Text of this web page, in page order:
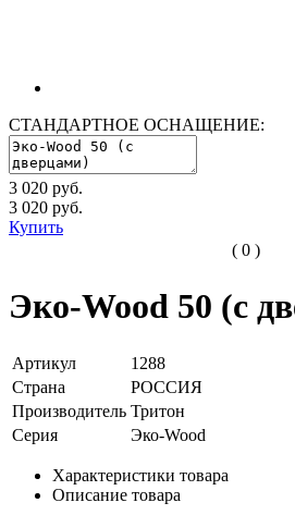
СТАНДАРТНОЕ ОСНАЩЕНИЕ:
3 020 руб.
3 020 руб.
Купить
( 0 )
Эко-Wood 50 (с
Артикул
1288
Страна
РОССИЯ
Производитель Тритон
Серия
Эко-Wood
Характеристики товара
Описание товара